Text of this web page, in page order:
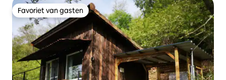
Favoriet van gasten
Favoriet van gasten